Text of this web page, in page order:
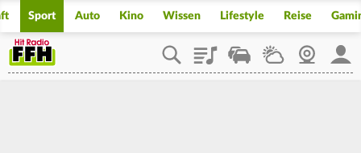
Sport Auto Kino Wissen Lifestyle Reise
PlaylistStaupilotWetterWebcam